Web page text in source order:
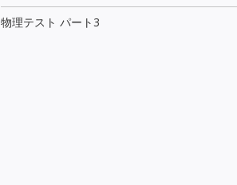
物理テスト パート3